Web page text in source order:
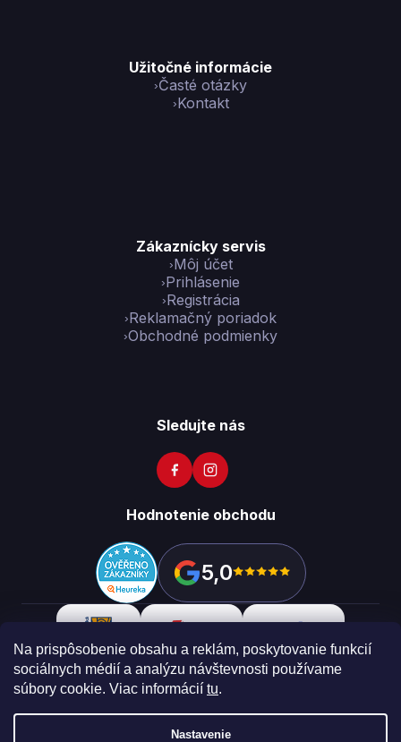
Na prispôsobenie obsahu a reklám, poskytovanie funkcií
sociálnych médií a analýzu návštevnosti používame
súbory cookie. Viac informácií tu.
Nastavenie
Užitočné informácie
Časté otázky
Kontakt
Zákaznícky servis
Môj účet
Prihlásenie
Registrácia
Reklamačný poriadok
Obchodné podmienky
Sledujte nás
Hodnotenie obchodu
5,0
Copyright 2026Vikon. Všetky práva vyhradené.Upraviť
nastavenie cookies